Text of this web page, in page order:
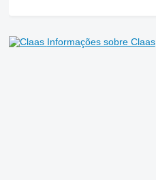
Informações sobre Claas